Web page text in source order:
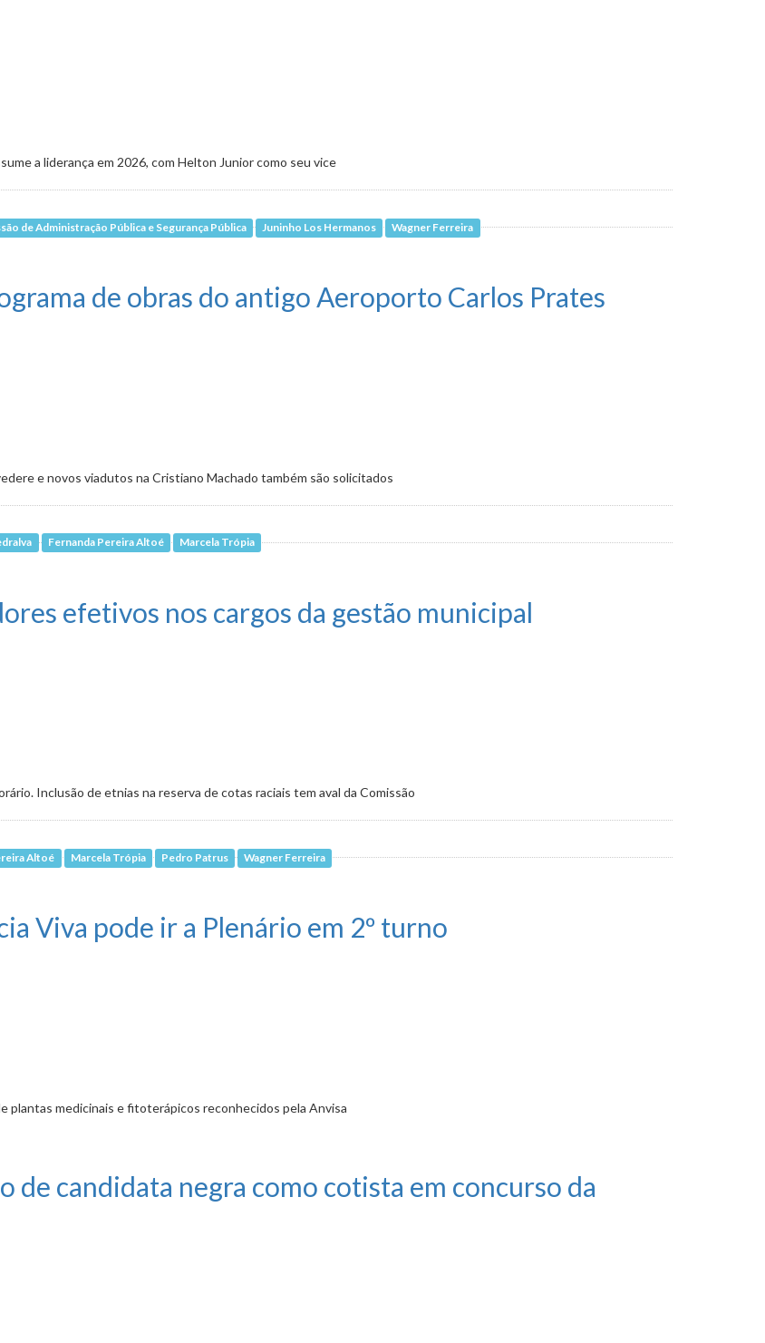
a liderança em 2026, com Helton Junior como seu vice
de Administração Pública e Segurança Pública Juninho Los Hermanos Wagner Ferreira
de obras do antigo Aeroporto Carlos Prates
e novos viadutos na Cristiano Machado também são solicitados
Fernanda Pereira Altoé Marcela Trópia
efetivos nos cargos da gestão municipal
Inclusão de etnias na reserva de cotas raciais tem aval da Comissão
Altoé Marcela Trópia Pedro Patrus Wagner Ferreira
Viva pode ir a Plenário em 2º turno
plantas medicinais e fitoterápicos reconhecidos pela Anvisa
de candidata negra como cotista em concurso da